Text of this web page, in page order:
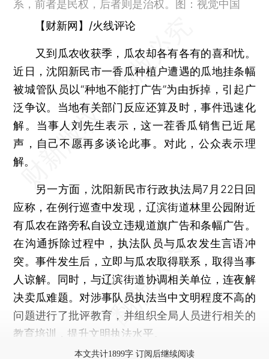
系，前者是民权，后者则是治权。图：视觉中国
【财新网】/火线评论
又到瓜农收获季，瓜农却各有各有的喜和忧。
近日，沈阳新民市一香瓜种植户遭遇的瓜地挂条幅
被城管队员以“种地不能打广告”为由拆掉，引起广
泛争议。当地有关部门反应还算及时，事件迅速化
解。当事人刘先生表示，这一茬香瓜销售已近尾
声，自己不愿再多谈论此事。对此，公众表示理
解。
另一方面，沈阳新民市行政执法局7月22日回
应称，在例行巡查中发现，辽滨街道林里公园附近
有瓜农在路旁私自设立违规道旗广告和条幅广告。
在沟通拆除过程中，执法队员与瓜农发生言语冲
突。事件发生后，立即与瓜农取得联系，取得当事
人谅解。同时，与辽滨街道协调相关单位，连夜解
决卖瓜难题。对涉事队员执法当中文明程度不高的
问题进行了批评教育，并组织全局人员进行相关的
教育培训，提升文明执法水平。
本文共计1899字 订阅后继续阅读